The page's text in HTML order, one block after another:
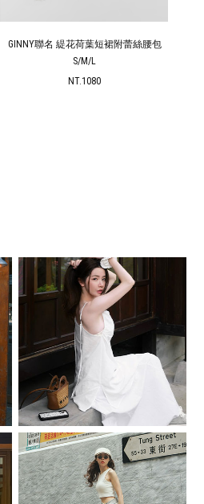
GINNY聯名 緹花荷葉短裙附蕾絲腰包
S/M/L
NT.1080